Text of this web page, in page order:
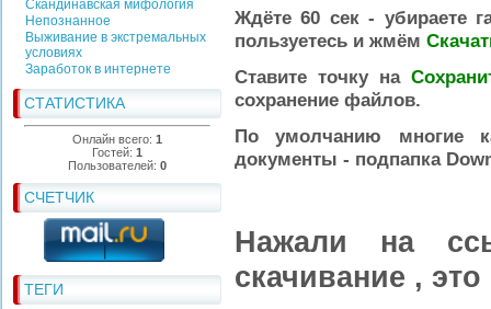
Скандинавская мифология
Непознанное
Выживание в экстремальных
условиях
Заработок в интернете
СТАТИСТИКА
Онлайн всего: 1
Гостей: 1
Пользователей: 0
СЧЕТЧИК
ТЕГИ
Ждёте 60 сек - убираете
пользуетесь и жмём
Ставите точку на
сохранение файлов.
По умолчанию многие
документы - подпапка
Нажали на
скачивание ,